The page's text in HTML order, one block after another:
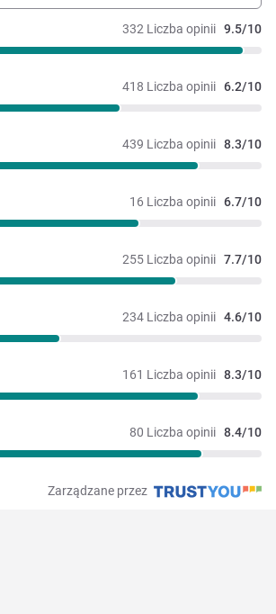
332 Liczba opinii 9.5/10
418 Liczba opinii 6.2/10
439 Liczba opinii 8.3/10
16 Liczba opinii 6.7/10
255 Liczba opinii 7.7/10
234 Liczba opinii 4.6/10
161 Liczba opinii 8.3/10
80 Liczba opinii 8.4/10
Zarządzane przez